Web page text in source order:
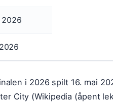
2026
i 2026 spilt 16. mai
City (Wikipedia (åpent